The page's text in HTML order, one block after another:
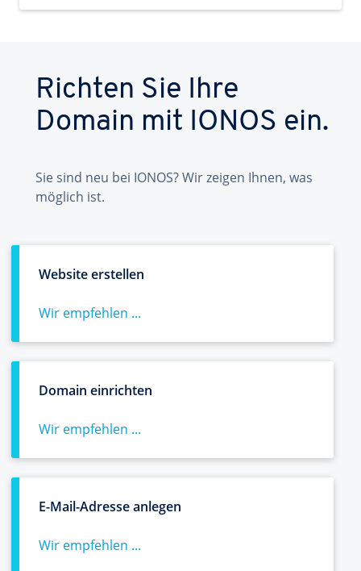
Richten Sie Ihre
Domain mit IONOS ein.
Sie sind neu bei IONOS? Wir zeigen Ihnen, was
möglich ist.
Website erstellen
Wir empfehlen ...
Domain einrichten
Wir empfehlen ...
E-Mail-Adresse anlegen
Wir empfehlen ...